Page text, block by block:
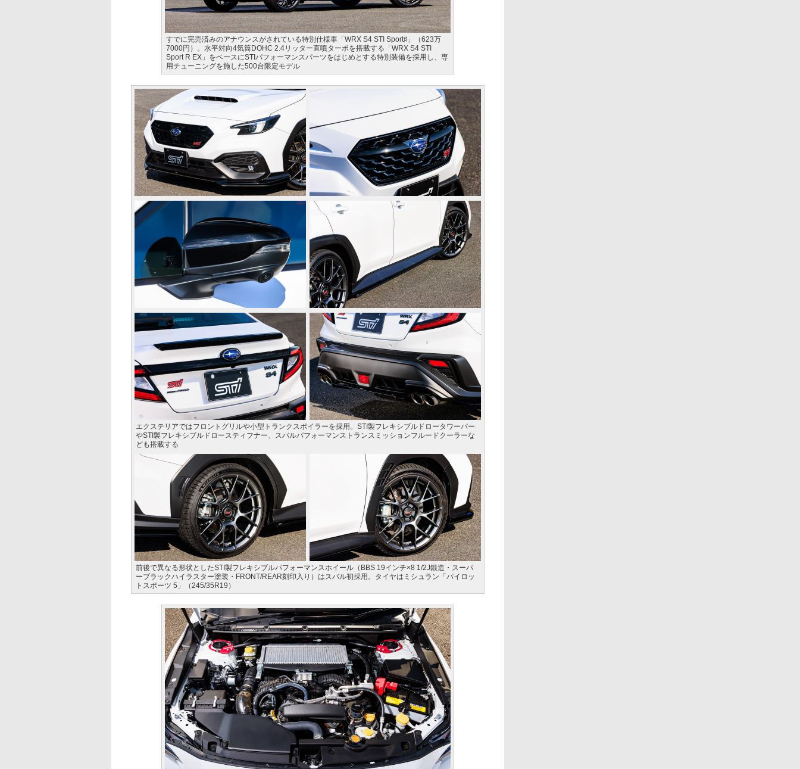
すでに完売済みのアナウンスがされている特別仕様車「WRX S4 STI Sport♯」（623万
7000円）。水平対向4気筒DOHC 2.4リッター直噴ターボを搭載する「WRX S4 STI
Sport R EX」をベースにSTIパフォーマンスパーツをはじめとする特別装備を採用し、専
用チューニングを施した500台限定モデル
エクステリアではフロントグリルや小型トランクスポイラーを採用。STI製フレキシブルドロータワーバー
やSTI製フレキシブルドロースティフナー、スバルパフォーマンストランスミッションフルードクーラーな
ども搭載する
前後で異なる形状としたSTI製フレキシブルパフォーマンスホイール（BBS 19インチ×8 1/2J鍛造・スーパ
ーブラックハイラスター塗装・FRONT/REAR刻印入り）はスバル初採用。タイヤはミシュラン「パイロッ
トスポーツ 5」（245/35R19）